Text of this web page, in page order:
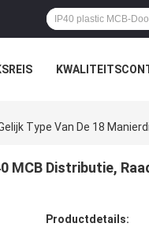
Type Van De 18
MCB Distributie,
Productdetails: